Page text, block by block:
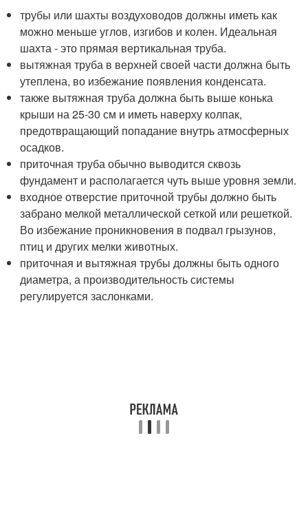
трубы или шахты воздуховодов должны иметь как
можно меньше углов, изгибов и колен. Идеальная
шахта - это прямая вертикальная труба.
вытяжная труба в верхней своей части должна быть
утеплена, во избежание появления конденсата.
также вытяжная труба должна быть выше конька
крыши на 25-30 см и иметь наверху колпак,
предотвращающий попадание внутрь атмосферных
осадков.
приточная труба обычно выводится сквозь
фундамент и располагается чуть выше уровня земли.
входное отверстие приточной трубы должно быть
забрано мелкой металлической сеткой или решеткой.
Во избежание проникновения в подвал грызунов,
птиц и других мелки животных.
приточная и вытяжная трубы должны быть одного
диаметра, а производительность системы
регулируется заслонками.